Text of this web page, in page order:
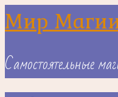
Skip
to
Мир
Самостоятельные